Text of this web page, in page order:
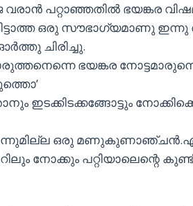
പറ്റാഞ്ഞതില്‍ ഭയങ്കര
ഒരു സൗഭാഗ്യമാണു ഇന്നു
ചിരിച്ചു.
ഭയങ്കര
ഇടക്കിടക്കങ്ങോട്ടും
ഒരു
നോക്കും പറ്റിയാലെന്റെ